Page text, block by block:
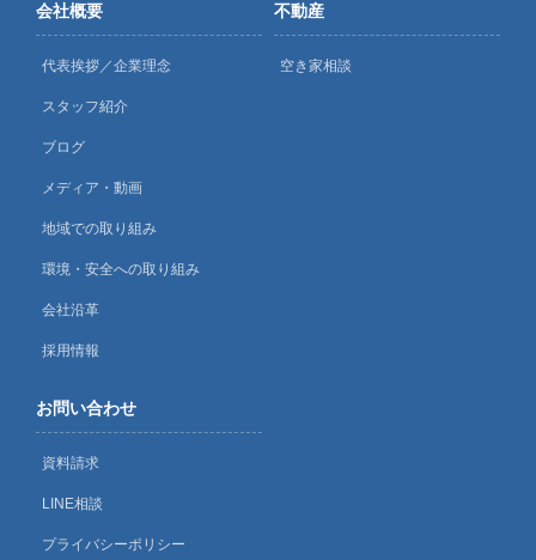
会社概要
代表挨拶／企業理念
スタッフ紹介
ブログ
メディア・動画
地域での取り組み
環境・安全への取り組み
会社沿革
採用情報
不動産
空き家相談
お問い合わせ
資料請求
LINE相談
プライバシーポリシー